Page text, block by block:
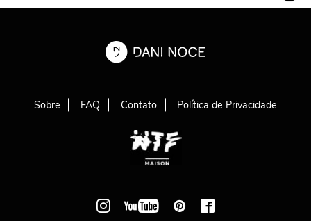
Sobre FAQ Contato Política de Privacidade